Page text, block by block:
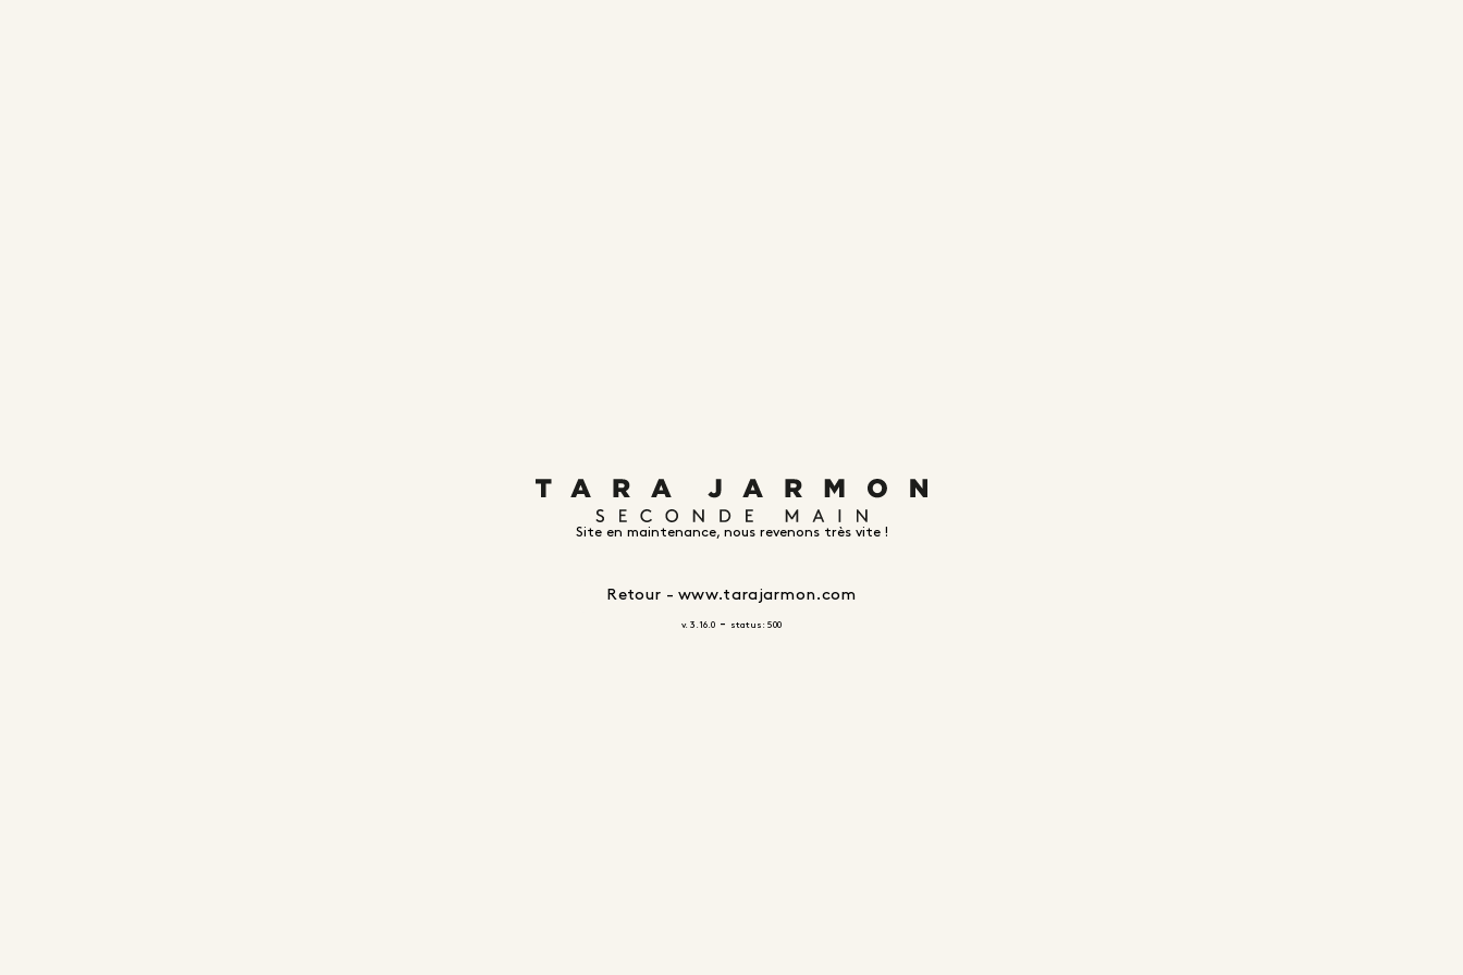
Site en maintenance, nous revenons très vite !
Retour - www.tarajarmon.com
v. 3.16.0 - status: 500